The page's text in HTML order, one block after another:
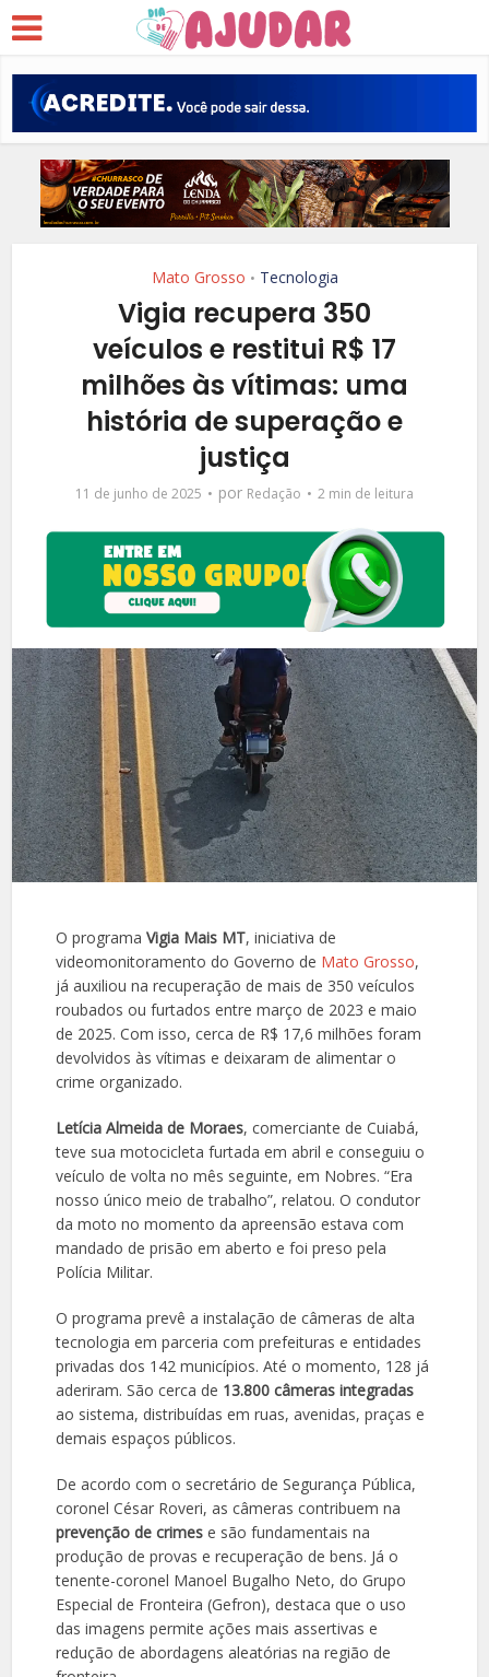
Mato Grosso • Tecnologia
Vigia recupera 350
veículos e restitui R$ 17
milhões às vítimas: uma
história de superação e
justiça
11 de junho de 2025 por Redação 2 min de leitura
O programaVigia Mais MT, iniciativa de
videomonitoramento do Governo de Mato Grosso,
já auxiliou na recuperação de mais de 350 veículos
roubados ou furtados entre março de 2023 e maio
de 2025. Com isso, cerca de R$ 17,6 milhões foram
devolvidos às vítimas e deixaram de alimentar o
crime organizado.
Letícia Almeida de Moraes, comerciante de Cuiabá,
teve sua motocicleta furtada em abril e conseguiu o
veículo de volta no mês seguinte, em Nobres. “Era
nosso único meio de trabalho”, relatou. O condutor
da moto no momento da apreensão estava com
mandado de prisão em aberto e foi preso pela
Polícia Militar.
O programa prevê a instalação de câmeras de alta
tecnologia em parceria com prefeituras e entidades
privadas dos 142 municípios. Até o momento, 128 já
aderiram. São cerca de 13.800 câmeras integradas
ao sistema, distribuídas em ruas, avenidas, praças e
demais espaços públicos.
De acordo com o secretário de Segurança Pública,
coronel César Roveri, as câmeras contribuem na
prevenção de crimes e são fundamentais na
produção de provas e recuperação de bens. Já o
tenente-coronel Manoel Bugalho Neto, do Grupo
Especial de Fronteira (Gefron), destaca que o uso
das imagens permite ações mais assertivas e
redução de abordagens aleatórias na região de